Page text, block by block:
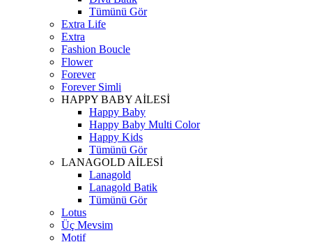
Tümünü Gör
Extra Life
Extra
Fashion Boucle
Flower
Forever
Forever Simli
HAPPY BABY AİLESİ
Happy Baby
Happy Baby Multi Color
Happy Kids
Tümünü Gör
LANAGOLD AİLESİ
Lanagold
Lanagold Batik
Tümünü Gör
Lotus
Üç Mevsim
Motif